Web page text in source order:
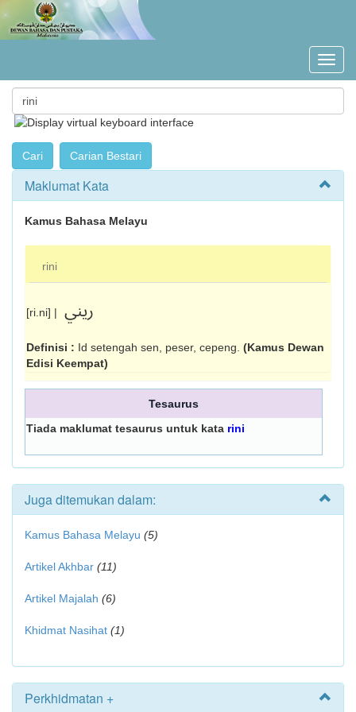
Maklumat Kata
Kamus Bahasa Melayu
rini
[ri.ni] | ريني
Definisi : Id setengah sen, peser, cepeng. (Kamus Dewan
Edisi Keempat)
Tesaurus
Tiada maklumat tesaurus untuk kata rini
Juga ditemukan dalam:
Kamus Bahasa Melayu (5)
Artikel Akhbar (11)
Artikel Majalah (6)
Khidmat Nasihat (1)
Perkhidmatan +